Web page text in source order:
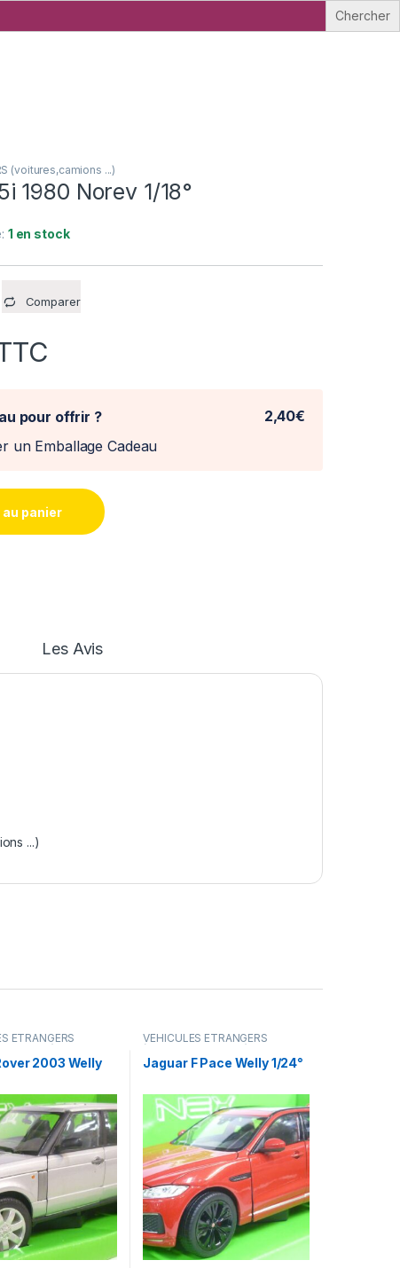
(voitures,camions ...)
1980 Norev 1/18°
1 en stock
Comparer
pour offrir ?
un Emballage Cadeau
2,40€
panier
Les Avis
...)
ÉTRANGERS
...)
2003 Welly
VÉHICULES ÉTRANGERS
(voitures,camions ...)
Jaguar F Pace Welly 1/24°